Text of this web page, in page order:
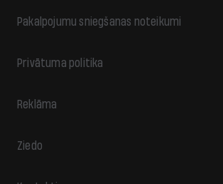
Pakalpojumu sniegšanas noteikumi
Privātuma politika
Reklāma
Ziedo